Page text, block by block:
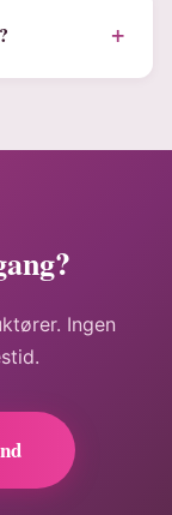
+
Ingen